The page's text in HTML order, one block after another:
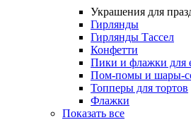
Украшения для
Гирлянды
Гирлянды Тассел
Конфетти
Пики и флажки для
Пом-помы и шары-
Топперы для тортов
Флажки
Показать все